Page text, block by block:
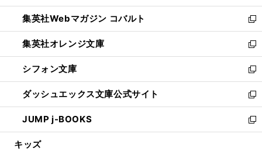
開
く
ウ
で
開
く
ン
ド
ウ
で
開
く
ウ
ィ
ン
ド
ウ
で
開
く
集英社Webマガジン コバルト
新
し
い
ウ
ィ
ン
ド
ウ
で
開
集英社オレンジ文庫
新
し
い
ウ
ィ
ン
ド
ウ
シフォン文庫
新
し
い
ウ
ィ
ン
ダッシュエックス文庫公式サイト
新
し
い
ウ
JUMP j-BOOKS
新
し
キッズ